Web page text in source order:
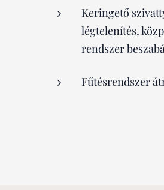
Keringető
légtelenítés,
rendszer
Fűtésrendszer